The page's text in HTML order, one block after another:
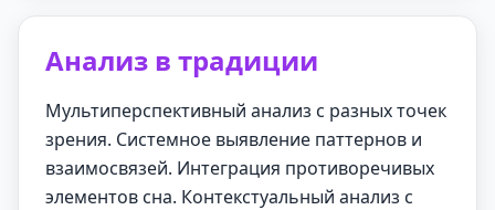
Анализ в традиции
Мультиперспективный анализ с разных точек
зрения. Системное выявление паттернов и
взаимосвязей. Интеграция противоречивых
элементов сна. Контекстуальный анализ с